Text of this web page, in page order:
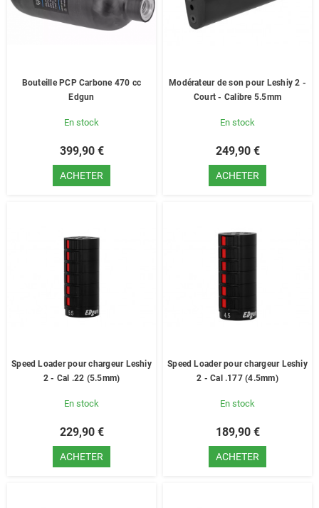
Bouteille PCP Carbone 470 cc
Edgun
En stock
399,90 €
ACHETER
Modérateur de son pour Leshiy 2 -
Court - Calibre 5.5mm
En stock
249,90 €
ACHETER
Speed Loader pour chargeur Leshiy
2 - Cal .22 (5.5mm)
En stock
229,90 €
ACHETER
Speed Loader pour chargeur Leshiy
2 - Cal .177 (4.5mm)
En stock
189,90 €
ACHETER